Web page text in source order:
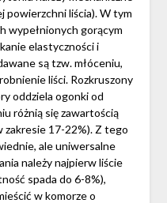
powierzchni liścia). W tym
wypełnionych gorącym
elastyczności i
są tzw. młóceniu,
liści. Rozkruszony
oddziela ogonki od
różnią się zawartością
zakresie 17-22%). Z tego
ale uniwersalne
należy najpierw liście
spada do 6-8%),
w komorze o